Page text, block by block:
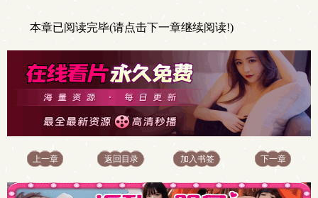
本章已阅读完毕(请点击下一章继续阅读!)
上一章 返回目录 加入书签 下一章